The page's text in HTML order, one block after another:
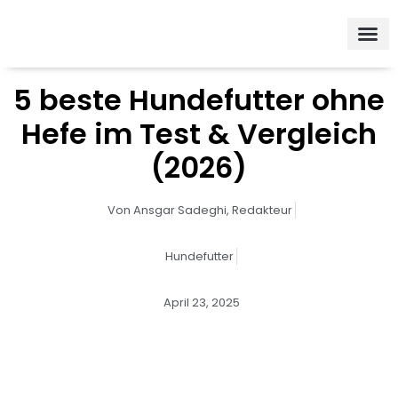
springen
5 beste Hundefutter ohne
Hefe im Test & Vergleich
(2026)
Von Ansgar Sadeghi, Redakteur
Hundefutter
April 23, 2025